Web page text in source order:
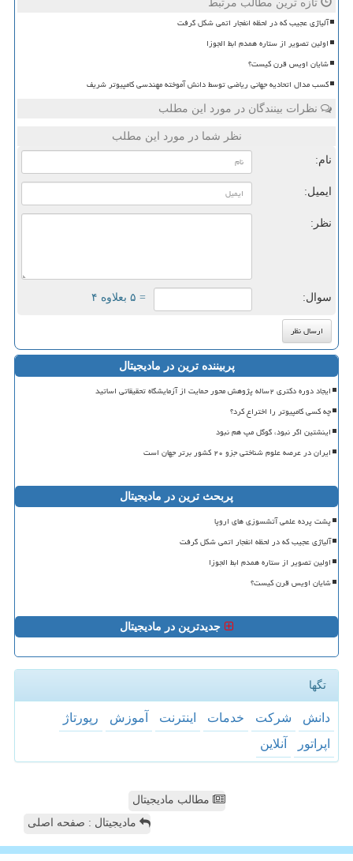
تازه ترین مطالب مرتبط
آلیاژی عجیب که در لحظه انفجار اتمی شکل گرفت
اولین تصویر از ستاره همدم ابط الجوزا
شایان اویس قرن کیست؟
کسب مدال اتحادیه جهانی ریاضی توسط دانش آموخته مهندسی کامپیوتر شریف
نظرات بینندگان در مورد این مطلب
نظر شما در مورد این مطلب
نام:
ایمیل:
نظر:
سوال: = ۵ بعلاوه ۴
پربیننده ترین در مادیجیتال
ایجاد دوره دکتری ۲ساله پژوهش محور حمایت از آزمایشگاه تحقیقاتی اساتید
چه کسی کامپیوتر را اختراع کرد؟
اینشتین اگر نبود، گوگل مپ هم نبود
ایران در عرصه علوم شناختی جزو ۲۰ کشور برتر جهان است
پربحث ترین در مادیجیتال
پشت پرده علمی آتشسوزی های اروپا
آلیاژی عجیب که در لحظه انفجار اتمی شکل گرفت
اولین تصویر از ستاره همدم ابط الجوزا
شایان اویس قرن کیست؟
جدیدترین در مادیجیتال
تگها
دانش شركت خدمات اینترنت آموزش
رپورتاژ
اپراتور
آنلاین
مطالب مادیجیتال
مادیجیتال : صفحه اصلی